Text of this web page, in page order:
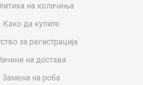
на колачиња
Како да купите
за регистрација
на достава
Замена на роба